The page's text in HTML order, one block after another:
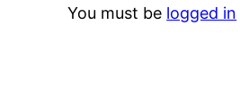
You must be logged in